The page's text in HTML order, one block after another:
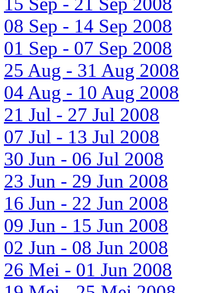
08 Sep - 14 Sep 2008
01 Sep - 07 Sep 2008
25 Aug - 31 Aug 2008
04 Aug - 10 Aug 2008
21 Jul - 27 Jul 2008
07 Jul - 13 Jul 2008
30 Jun - 06 Jul 2008
23 Jun - 29 Jun 2008
16 Jun - 22 Jun 2008
09 Jun - 15 Jun 2008
02 Jun - 08 Jun 2008
26 Mei - 01 Jun 2008